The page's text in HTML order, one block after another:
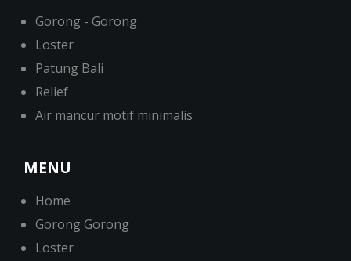
Gorong - Gorong
Loster
Patung Bali
Relief
Air mancur motif minimalis
MENU
Home
Gorong Gorong
Loster